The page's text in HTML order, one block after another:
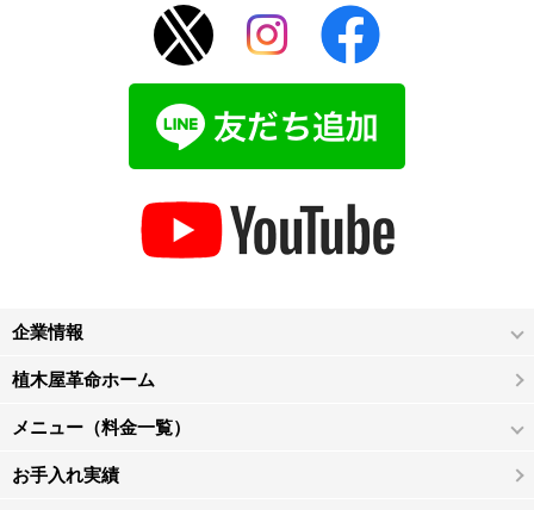
企業情報
植木屋革命ホーム
メニュー（料金一覧）
お手入れ実績